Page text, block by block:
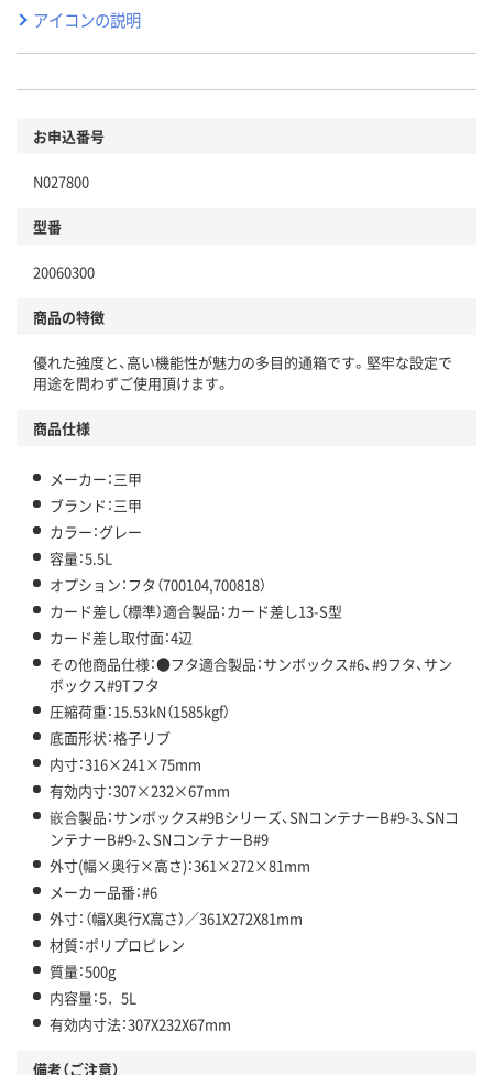
アイコンの説明
お申込番号
N027800
型番
20060300
商品の特徴
優れた強度と、高い機能性が魅力の多目的通箱です。堅牢な設定で
用途を問わずご使用頂けます。
商品仕様
メーカー：三甲
ブランド：三甲
カラー：グレー
容量：5.5L
オプション：フタ（700104,700818）
カード差し（標準）適合製品：カード差し13-S型
カード差し取付面：4辺
その他商品仕様：●フタ適合製品：サンボックス#6、#9フタ、サン
ボックス#9Tフタ
圧縮荷重：15.53kN（1585kgf）
底面形状：格子リブ
内寸：316×241×75mm
有効内寸：307×232×67mm
嵌合製品：サンボックス#9Bシリーズ、SNコンテナーB#9-3、SNコ
ンテナーB#9-2、SNコンテナーB#9
外寸(幅×奥行×高さ)：361×272×81mm
メーカー品番：#6
外寸：（幅X奥行X高さ）／361X272X81mm
材質：ポリプロピレン
質量：500g
内容量：5．5L
有効内寸法：307X232X67mm
備考（ご注意）